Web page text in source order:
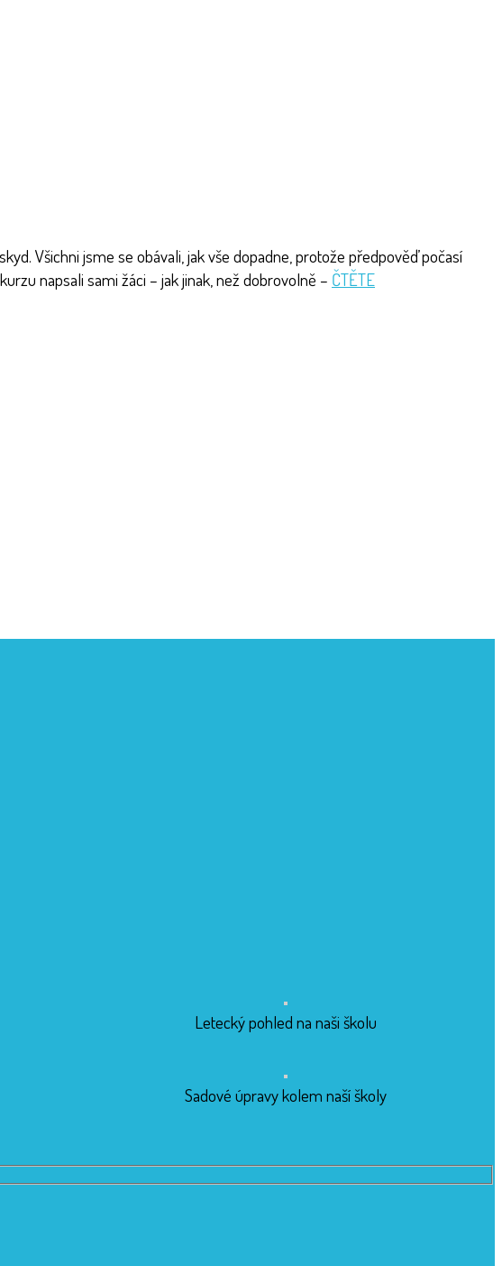
Všichni jsme se obávali, jak vše dopadne, protože předpověď počasí
napsali sami žáci – jak jinak, než dobrovolně – ČTĚTE
Letecký pohled na naši školu
Sadové úpravy kolem naší školy